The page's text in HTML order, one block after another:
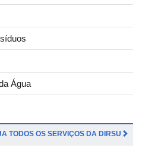
Água
TODOS OS SERVIÇOS DA DIRSU